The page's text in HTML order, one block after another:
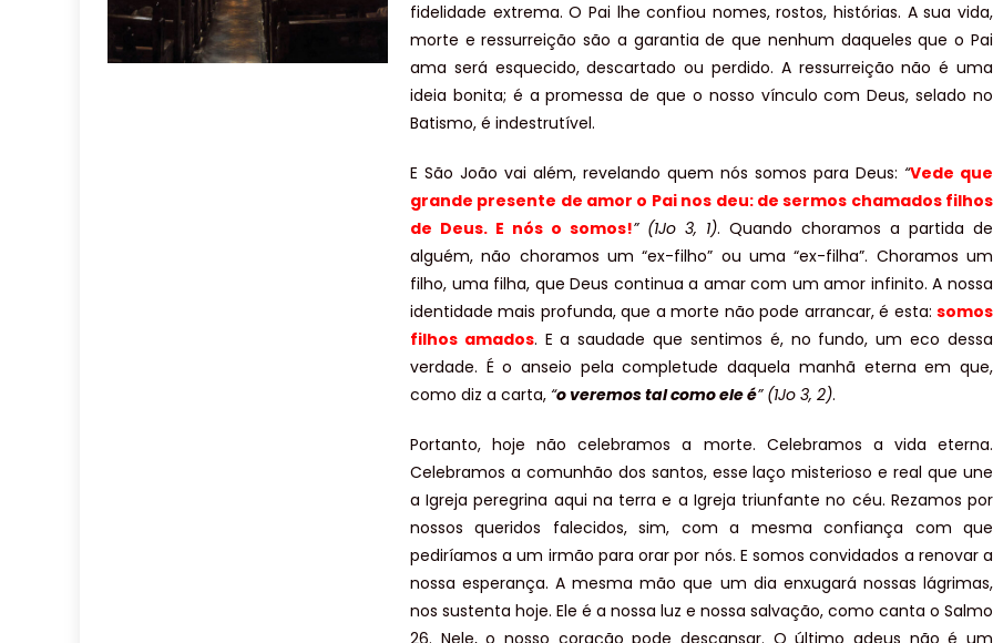
fidelidade extrema. O Pai lhe confiou nomes, rostos, histórias. A sua vida,
morte e ressurreição são a garantia de que nenhum daqueles que o Pai
ama será esquecido, descartado ou perdido. A ressurreição não é uma
ideia bonita; é a promessa de que o nosso vínculo com Deus, selado no
Batismo, é indestrutível.
E São João vai além, revelando quem nós somos para Deus: “Vede que
grande presente de amor o Pai nos deu: de sermos chamados filhos
de Deus. E nós o somos!” (1Jo 3, 1). Quando choramos a partida de
alguém, não choramos um “ex-filho” ou uma “ex-filha”. Choramos um
filho, uma filha, que Deus continua a amar com um amor infinito. A nossa
identidade mais profunda, que a morte não pode arrancar, é esta: somos
filhos amados. E a saudade que sentimos é, no fundo, um eco dessa
verdade. É o anseio pela completude daquela manhã eterna em que,
como diz a carta, “o veremos tal como ele é” (1Jo 3, 2).
Portanto, hoje não celebramos a morte. Celebramos a vida eterna.
Celebramos a comunhão dos santos, esse laço misterioso e real que une
a Igreja peregrina aqui na terra e a Igreja triunfante no céu. Rezamos por
nossos queridos falecidos, sim, com a mesma confiança com que
pediríamos a um irmão para orar por nós. E somos convidados a renovar a
nossa esperança. A mesma mão que um dia enxugará nossas lágrimas,
nos sustenta hoje. Ele é a nossa luz e nossa salvação, como canta o Salmo